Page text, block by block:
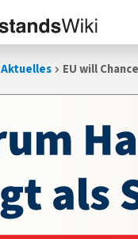
Aktuelles EU will